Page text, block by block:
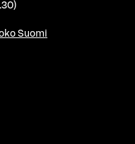
Suomi